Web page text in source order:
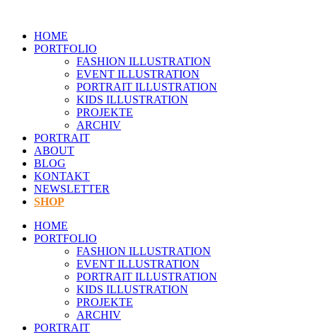
springenHOME
PORTFOLIO
FASHION ILLUSTRATION
EVENT ILLUSTRATION
PORTRAIT ILLUSTRATION
KIDS ILLUSTRATION
PROJEKTE
ARCHIV
PORTRAIT
ABOUT
BLOG
KONTAKT
NEWSLETTER
SHOP
HOME
PORTFOLIO
FASHION ILLUSTRATION
EVENT ILLUSTRATION
PORTRAIT ILLUSTRATION
KIDS ILLUSTRATION
PROJEKTE
ARCHIV
PORTRAIT